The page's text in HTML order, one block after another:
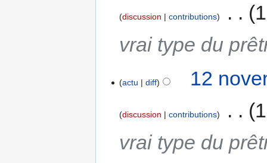
discussion contributions
vrai type du
actu diff 12
discussion contributions
vrai type du